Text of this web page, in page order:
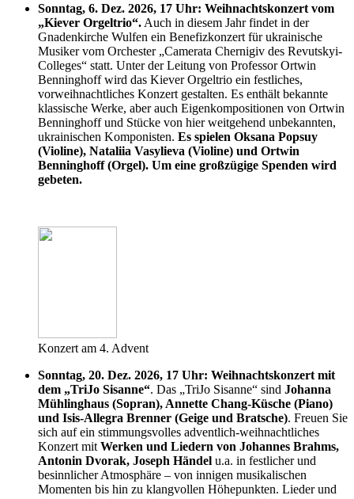
Sonntag, 6. Dez. 2026, 17 Uhr: Weihnachtskonzert vom
„Kiever Orgeltrio“. Auch in diesem Jahr findet in der
Gnadenkirche Wulfen ein Benefizkonzert für ukrainische
Musiker vom Orchester „Camerata Chernigiv des Revutskyi-
Colleges“ statt. Unter der Leitung von Professor Ortwin
Benninghoff wird das Kiever Orgeltrio ein festliches,
vorweihnachtliches Konzert gestalten. Es enthält bekannte
klassische Werke, aber auch Eigenkompositionen von Ortwin
Benninghoff und Stücke von hier weitgehend unbekannten,
ukrainischen Komponisten. Es spielen Oksana Popsuy
(Violine), Nataliia Vasylieva (Violine) und Ortwin
Benninghoff (Orgel). Um eine großzügige Spenden wird
gebeten.
Konzert am 4. Advent
Sonntag, 20. Dez. 2026, 17 Uhr: Weihnachtskonzert mit
dem „TriJo Sisanne“. Das „TriJo Sisanne“ sind Johanna
Mühlinghaus (Sopran), Annette Chang-Küsche (Piano)
und Isis-Allegra Brenner (Geige und Bratsche). Freuen Sie
sich auf ein stimmungsvolles adventlich-weihnachtliches
Konzert mit Werken und Liedern von Johannes Brahms,
Antonin Dvorak, Joseph Händel u.a. in festlicher und
besinnlicher Atmosphäre – von innigen musikalischen
Momenten bis hin zu klangvollen Höhepunkten. Lieder und